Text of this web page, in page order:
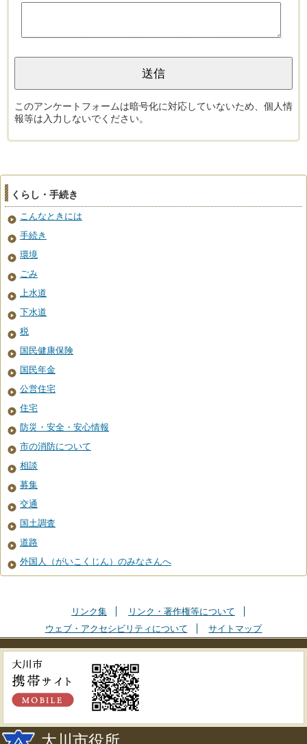
このアンケートフォームは暗号化に対応していないため、個人情
報等は入力しないでください。
くらし・手続き
こんなときには
手続き
環境
ごみ
上水道
下水道
税
国民健康保険
国民年金
公営住宅
住宅
防災・安全・安心情報
市の消防について
相談
募集
交通
国土調査
道路
外国人（がいこくじん）のみなさんへ
リンク集
リンク・著作権等について
ウェブ・アクセシビリティについて
サイトマップ